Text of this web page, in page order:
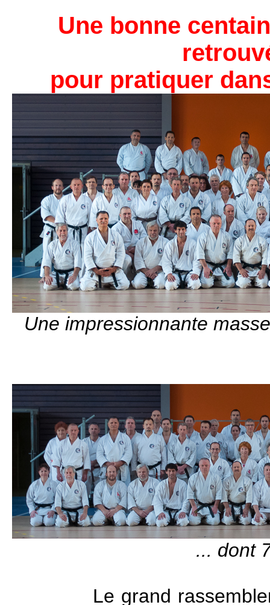
Une bonne
pour pratiquer
Une impressionnante
... dont
Le grand